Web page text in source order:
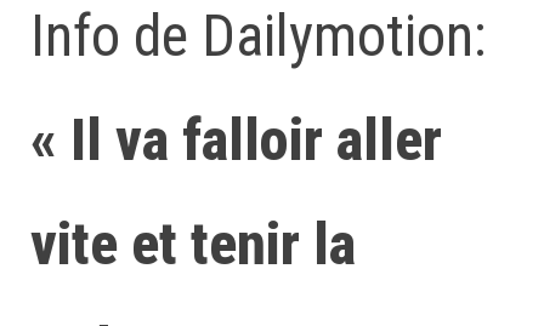
Info de Dailymotion:
« Il va falloir aller
vite et tenir la